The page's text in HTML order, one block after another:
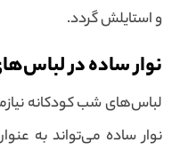
و استایلش گردد.
نوار ساده در
لباس‌های شب کودکانه
نوار ساده می‌تواند به